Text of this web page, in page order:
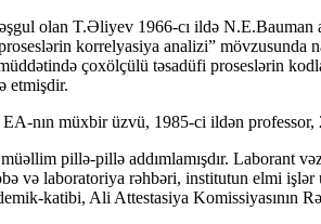
olan T.Əliyev 1966-cı ildə
korrelyasiya analizi”
çoxölçülü təsadüfi proseslərin
etmişdir.
nın müxbir üzvü, 1985-ci ildən
pillə-pillə addımlamışdır. Laborant
və laboratoriya rəhbəri, institutun elmi
katibi, Ali Attestasiya Komissiyasının